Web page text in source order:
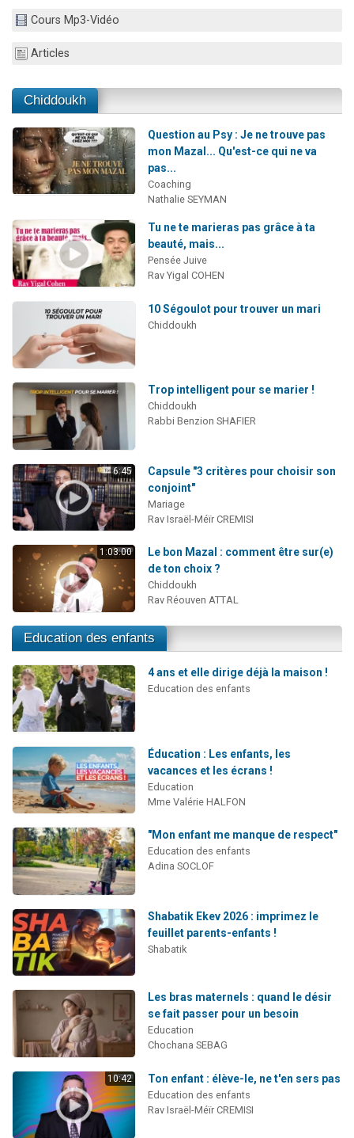
Cours Mp3-Vidéo
Articles
Chiddoukh
Question au Psy : Je ne trouve pas
mon Mazal... Qu'est-ce qui ne va
pas...
Coaching
Nathalie SEYMAN
Tu ne te marieras pas grâce à ta
beauté, mais...
Pensée Juive
Rav Yigal COHEN
10 Ségoulot pour trouver un mari
Chiddoukh
Trop intelligent pour se marier !
Chiddoukh
Rabbi Benzion SHAFIER
6:45
Capsule "3 critères pour choisir son
conjoint"
Mariage
Rav Israël-Méïr CREMISI
1:03:00
Le bon Mazal : comment être sur(e)
de ton choix ?
Chiddoukh
Rav Réouven ATTAL
Education des enfants
4 ans et elle dirige déjà la maison !
Education des enfants
Éducation : Les enfants, les
vacances et les écrans !
Education
Mme Valérie HALFON
"Mon enfant me manque de respect"
Education des enfants
Adina SOCLOF
Shabatik Ekev 2026 : imprimez le
feuillet parents-enfants !
Shabatik
Les bras maternels : quand le désir
se fait passer pour un besoin
Education
Chochana SEBAG
10:42 Ton enfant : élève-le, ne t'en sers pas
Education des enfants
Rav Israël-Méïr CREMISI